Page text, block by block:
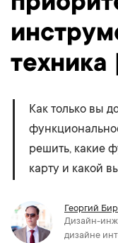
техника
Как только вы
решить, какие
карту и какой
Георгий
Дизайн-
дизайне